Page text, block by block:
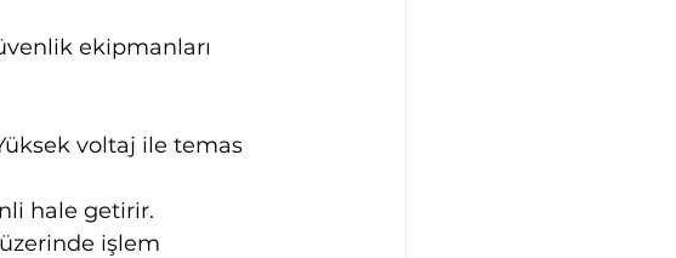
ekipmanları
voltaj ile temas
hale getirir.
işlem